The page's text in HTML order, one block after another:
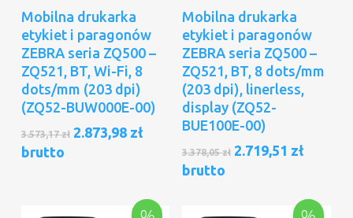
Dodaj Do Koszyka
Mobilna drukarka
etykiet i paragonów
ZEBRA seria ZQ500 –
ZQ521, BT, Wi-Fi, 8
dots/mm (203 dpi)
(ZQ52-BUW000E-00)
3.573,17zł Pierwotna
2.873,98 złAktualna
wynosi:
brutto
Dodaj Do Koszyka
Mobilna drukarka
etykiet i paragonów
ZEBRA seria ZQ500 –
ZQ521, BT, 8 dots/mm
(203 dpi), linerless,
display (ZQ52-
BUE100E-00)
3.378,05zł Pierwotna
3.378,05 zł.
2.719,51 zł
brutto